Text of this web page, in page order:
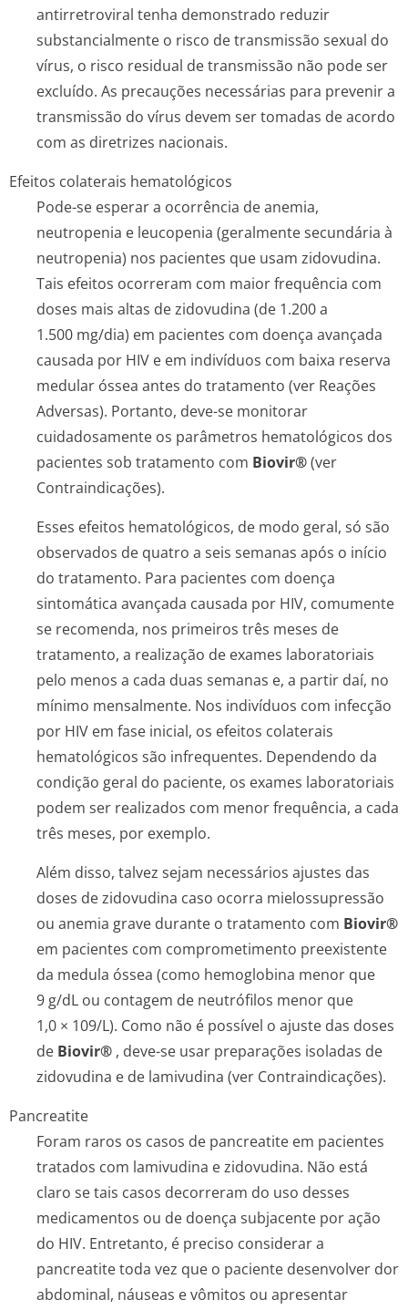
antirretroviral tenha demonstrado reduzir
substancialmente o risco de transmissão sexual do
vírus, o risco residual de transmissão não pode ser
excluído. As precauções necessárias para prevenir a
transmissão do vírus devem ser tomadas de acordo
com as diretrizes nacionais.
Efeitos colaterais hematológicos
Pode-se esperar a ocorrência de anemia,
neutropenia e leucopenia (geralmente secundária à
neutropenia) nos pacientes que usam zidovudina.
Tais efeitos ocorreram com maior frequência com
doses mais altas de zidovudina (de 1.200 a
1.500 mg/dia) em pacientes com doença avançada
causada por HIV e em indivíduos com baixa reserva
medular óssea antes do tratamento (ver Reações
Adversas). Portanto, deve-se monitorar
cuidadosamente os parâmetros hematológicos dos
pacientes sob tratamento com Biovir®(ver
Contraindicações).
Esses efeitos hematológicos, de modo geral, só são
observados de quatro a seis semanas após o início
do tratamento. Para pacientes com doença
sintomática avançada causada por HIV, comumente
se recomenda, nos primeiros três meses de
tratamento, a realização de exames laboratoriais
pelo menos a cada duas semanas e, a partir daí, no
mínimo mensalmente. Nos indivíduos com infecção
por HIV em fase inicial, os efeitos colaterais
hematológicos são infrequentes. Dependendo da
condição geral do paciente, os exames laboratoriais
podem ser realizados com menor frequência, a cada
três meses, por exemplo.
Além disso, talvez sejam necessários ajustes das
doses de zidovudina caso ocorra mielossupressão
ou anemia grave durante o tratamento com Biovir®
em pacientes com comprometimento preexistente
da medula óssea (como hemoglobina menor que
9 g/dL ou contagem de neutrófilos menor que
1,0 × 109/L). Como não é possível o ajuste das doses
de Biovir® , deve-se usar preparações isoladas de
zidovudina e de lamivudina (ver Contraindicações).
Pancreatite
Foram raros os casos de pancreatite em pacientes
tratados com lamivudina e zidovudina. Não está
claro se tais casos decorreram do uso desses
medicamentos ou de doença subjacente por ação
do HIV. Entretanto, é preciso considerar a
pancreatite toda vez que o paciente desenvolver dor
abdominal, náuseas e vômitos ou apresentar